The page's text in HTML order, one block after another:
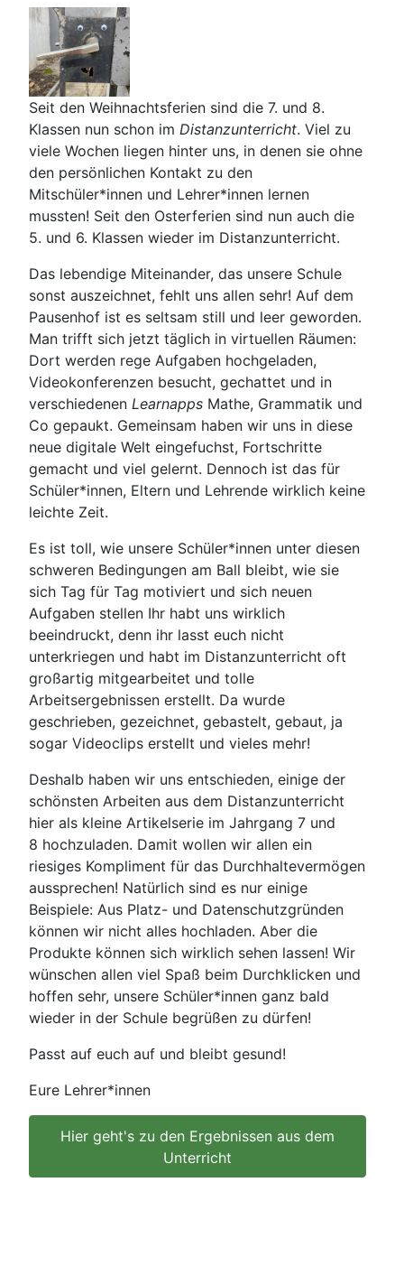
Seit den Weihnachtsferien sind die 7. und 8.
Klassen nun schon im Distanzunterricht. Viel zu
viele Wochen liegen hinter uns, in denen sie ohne
den persönlichen Kontakt zu den
Mitschüler*innen und Lehrer*innen lernen
mussten! Seit den Osterferien sind nun auch die
5. und 6. Klassen wieder im Distanzunterricht.
Das lebendige Miteinander, das unsere Schule
sonst auszeichnet, fehlt uns allen sehr! Auf dem
Pausenhof ist es seltsam still und leer geworden.
Man trifft sich jetzt täglich in virtuellen Räumen:
Dort werden rege Aufgaben hochgeladen,
Videokonferenzen besucht, gechattet und in
verschiedenen Learnapps Mathe, Grammatik und
Co gepaukt. Gemeinsam haben wir uns in diese
neue digitale Welt eingefuchst, Fortschritte
gemacht und viel gelernt. Dennoch ist das für
Schüler*innen, Eltern und Lehrende wirklich keine
leichte Zeit.
Es ist toll, wie unsere Schüler*innen unter diesen
schweren Bedingungen am Ball bleibt, wie sie
sich Tag für Tag motiviert und sich neuen
Aufgaben stellen Ihr habt uns wirklich
beeindruckt, denn ihr lasst euch nicht
unterkriegen und habt im Distanzunterricht oft
großartig mitgearbeitet und tolle
Arbeitsergebnissen erstellt. Da wurde
geschrieben, gezeichnet, gebastelt, gebaut, ja
sogar Videoclips erstellt und vieles mehr!
Deshalb haben wir uns entschieden, einige der
schönsten Arbeiten aus dem Distanzunterricht
hier als kleine Artikelserie im Jahrgang 7 und
8 hochzuladen. Damit wollen wir allen ein
riesiges Kompliment für das Durchhaltevermögen
aussprechen! Natürlich sind es nur einige
Beispiele: Aus Platz- und Datenschutzgründen
können wir nicht alles hochladen. Aber die
Produkte können sich wirklich sehen lassen! Wir
wünschen allen viel Spaß beim Durchklicken und
hoffen sehr, unsere Schüler*innen ganz bald
wieder in der Schule begrüßen zu dürfen!
Passt auf euch auf und bleibt gesund!
Eure Lehrer*innen
Hier geht's zu den Ergebnissen aus dem
Unterricht